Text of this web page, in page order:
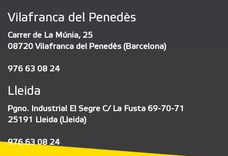
Vilafranca del Penedès
Carrer de La Múnia, 25
08720 Vilafranca del Penedès (Barcelona)
976 63 08 24
Lleida
Pgno. Industrial El Segre C/ La Fusta 69-70-71
25191 Lleida (Lleida)
976 63 08 24